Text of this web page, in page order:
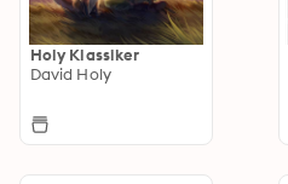
Holy Klassiker
David Holy